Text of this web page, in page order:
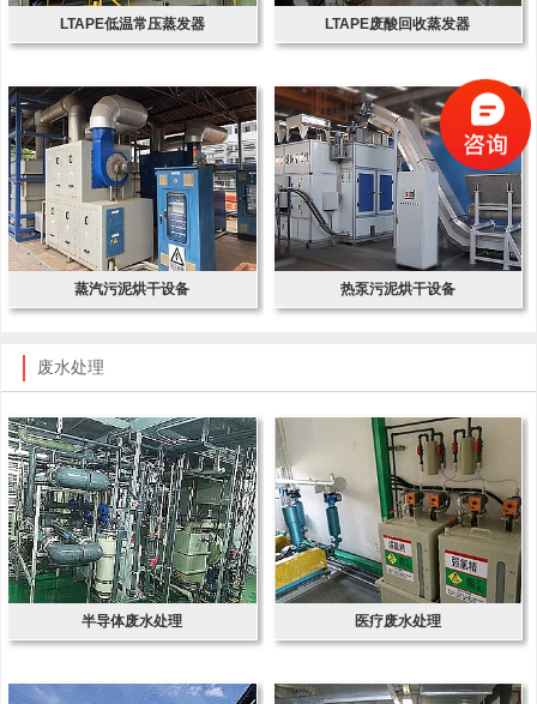
LTAPE低温常压蒸发器 LTAPE废酸回收蒸发器
蒸汽污泥烘干设备 热泵污泥烘干设备
废水处理
半导体废水处理 医疗废水处理